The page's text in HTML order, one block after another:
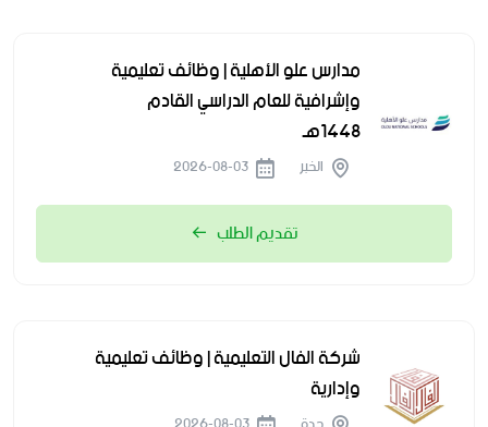
مدارس علو الأهلية | وظائف تعليمية
وإشرافية للعام الدراسي القادم
1448هـ
الخبر
تقديم الطلب
شركة الفال التعليمية | وظائف تعليمية
وإدارية